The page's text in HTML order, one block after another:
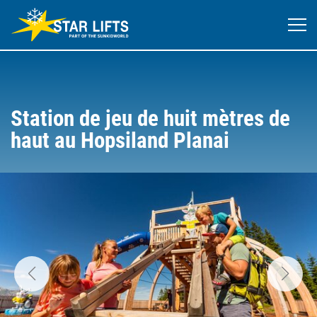
Station de jeu de huit mètres de
haut au Hopsiland Planai